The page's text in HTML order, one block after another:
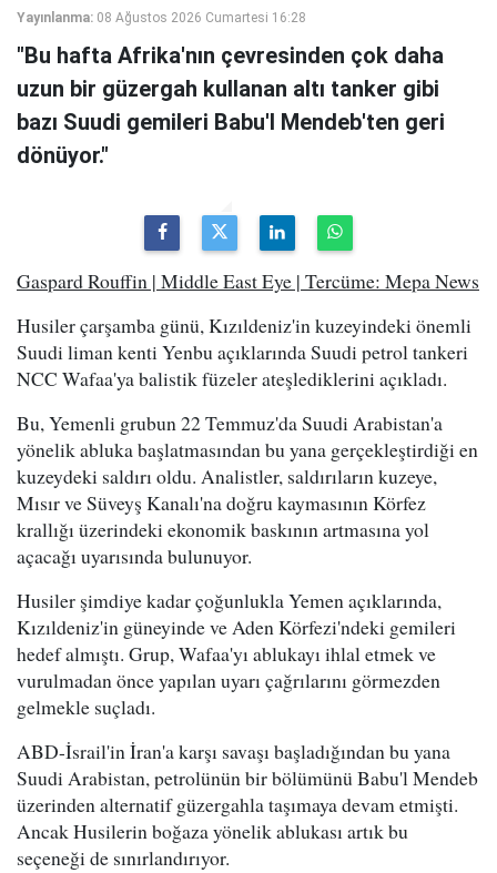
Yayınlanma: 08 Ağustos 2026 Cumartesi 16:28
"Bu hafta Afrika'nın çevresinden çok daha
uzun bir güzergah kullanan altı tanker gibi
bazı Suudi gemileri Babu'l Mendeb'ten geri
dönüyor."
Gaspard Rouffin | Middle East Eye | Tercüme: Mepa News
Husiler çarşamba günü, Kızıldeniz'in kuzeyindeki önemli
Suudi liman kenti Yenbu açıklarında Suudi petrol tankeri
NCC Wafaa'ya balistik füzeler ateşlediklerini açıkladı.
Bu, Yemenli grubun 22 Temmuz'da Suudi Arabistan'a
yönelik abluka başlatmasından bu yana gerçekleştirdiği en
kuzeydeki saldırı oldu. Analistler, saldırıların kuzeye,
Mısır ve Süveyş Kanalı'na doğru kaymasının Körfez
krallığı üzerindeki ekonomik baskının artmasına yol
açacağı uyarısında bulunuyor.
Husiler şimdiye kadar çoğunlukla Yemen açıklarında,
Kızıldeniz'in güneyinde ve Aden Körfezi'ndeki gemileri
hedef almıştı. Grup, Wafaa'yı ablukayı ihlal etmek ve
vurulmadan önce yapılan uyarı çağrılarını görmezden
gelmekle suçladı.
ABD-İsrail'in İran'a karşı savaşı başladığından bu yana
Suudi Arabistan, petrolünün bir bölümünü Babu'l Mendeb
üzerinden alternatif güzergahla taşımaya devam etmişti.
Ancak Husilerin boğaza yönelik ablukası artık bu
seçeneği de sınırlandırıyor.